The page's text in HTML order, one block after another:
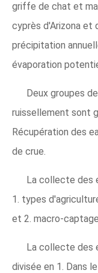
griffe de chat et
cyprès d'Arizona et
précipitation
évaporation
Deux groupes
ruissellement sont
Récupération des
de crue.
La collecte des
1. types
et 2. macro-
La collecte des
divisée en 1. Dans